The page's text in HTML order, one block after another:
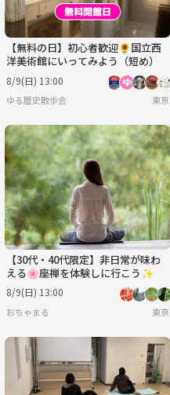
【無料の日】初心者歓迎🌻国立西
洋美術館にいってみよう（短め）
8/9(日) 13:00
ゆる歴史散歩会 東京
【30代・40代限定】非日常が味わ
える🌸座禅を体験しに行こう✨
8/9(日) 13:00
おちゃまる 東京